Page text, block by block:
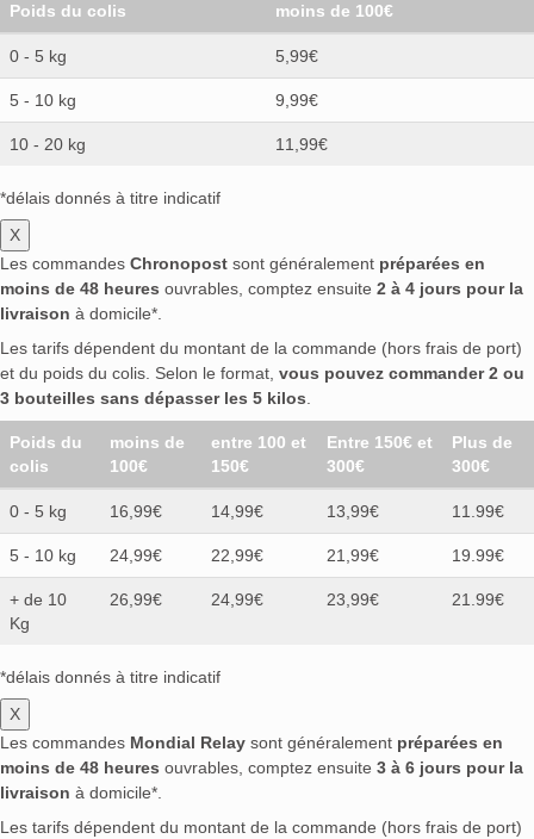
Poids du colis moins de 100€
0 - 5 kg 5,99€
5 - 10 kg 9,99€
10 - 20 kg 11,99€
*délais donnés à titre indicatif
X
Les commandes Chronopost sont généralement préparées en
moins de 48 heures ouvrables, comptez ensuite 2 à 4 jours pour la
livraison à domicile*.
Les tarifs dépendent du montant de la commande (hors frais de port)
et du poids du colis. Selon le format, vous pouvez commander 2 ou
3 bouteilles sans dépasser les 5 kilos.
Poids du
colis
moins de
100€
entre 100 et
150€
Entre 150€ et
300€
Plus de
300€
0 - 5 kg 16,99€ 14,99€ 13,99€ 11.99€
5 - 10 kg 24,99€ 22,99€ 21,99€ 19.99€
+ de 10
Kg
26,99€ 24,99€ 23,99€ 21.99€
*délais donnés à titre indicatif
X
Les commandes Mondial Relay sont généralement préparées en
moins de 48 heures ouvrables, comptez ensuite 3 à 6 jours pour la
livraison à domicile*.
Les tarifs dépendent du montant de la commande (hors frais de port)